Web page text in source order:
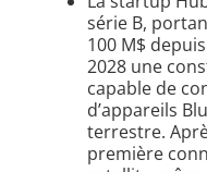
série B,
100 M$
2028 une
capable de
d’appareils
terrestre.
première